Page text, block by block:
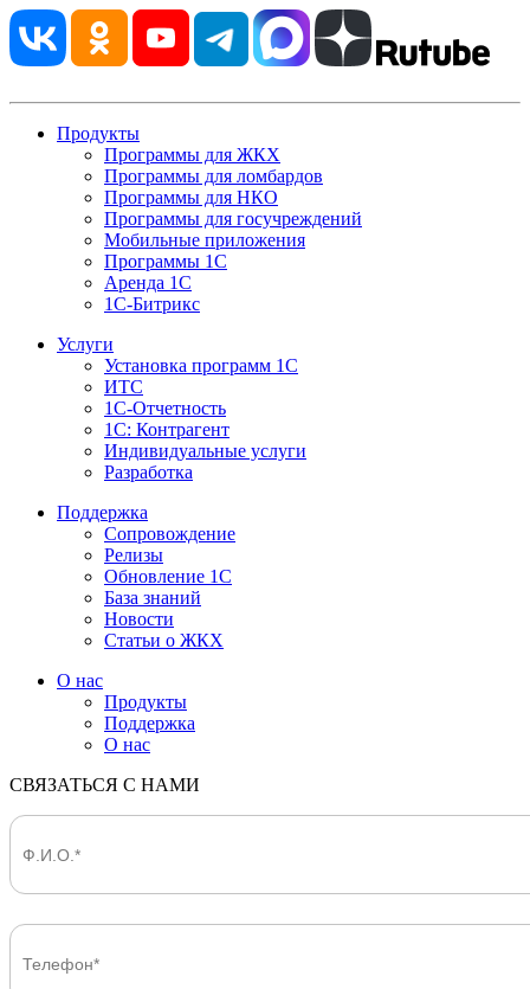
Продукты
Программы для ЖКХ
Программы для ломбардов
Программы для НКО
Программы для госучреждений
Мобильные приложения
Программы 1С
Аренда 1С
1С-Битрикс
Услуги
Установка программ 1С
ИТС
1С-Отчетность
1С: Контрагент
Индивидуальные услуги
Разработка
Поддержка
Сопровождение
Релизы
Обновление 1С
База знаний
Новости
Статьи о ЖКХ
О нас
Продукты
Поддержка
О нас
СВЯЗАТЬСЯ С НАМИ